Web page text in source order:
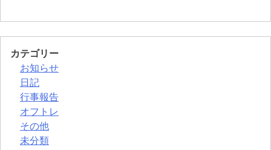
ン
カテゴリー
お知らせ
日記
行事報告
オフトレ
その他
未分類